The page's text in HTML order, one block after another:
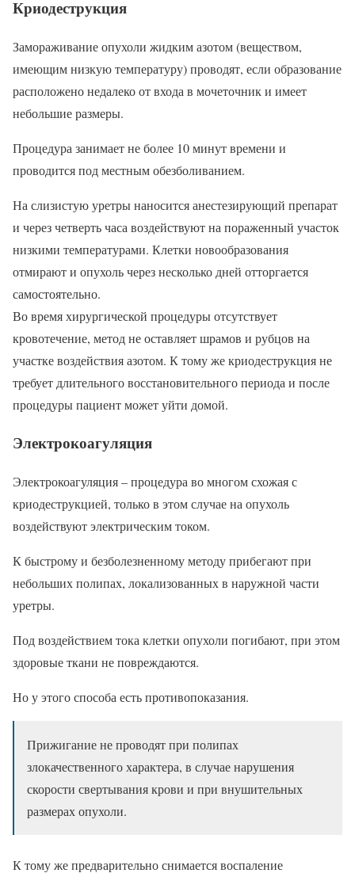
Криодеструкция
Замораживание опухоли жидким азотом (веществом,
имеющим низкую температуру) проводят, если образование
расположено недалеко от входа в мочеточник и имеет
небольшие размеры.
Процедура занимает не более 10 минут времени и
проводится под местным обезболиванием.
На слизистую уретры наносится анестезирующий препарат
и через четверть часа воздействуют на пораженный участок
низкими температурами. Клетки новообразования
отмирают и опухоль через несколько дней отторгается
самостоятельно.
Во время хирургической процедуры отсутствует
кровотечение, метод не оставляет шрамов и рубцов на
участке воздействия азотом. К тому же криодеструкция не
требует длительного восстановительного периода и после
процедуры пациент может уйти домой.
Электрокоагуляция
Электрокоагуляция – процедура во многом схожая с
криодеструкцией, только в этом случае на опухоль
воздействуют электрическим током.
К быстрому и безболезненному методу прибегают при
небольших полипах, локализованных в наружной части
уретры.
Под воздействием тока клетки опухоли погибают, при этом
здоровые ткани не повреждаются.
Но у этого способа есть противопоказания.
Прижигание не проводят при полипах
злокачественного характера, в случае нарушения
скорости свертывания крови и при внушительных
размерах опухоли.
К тому же предварительно снимается воспаление